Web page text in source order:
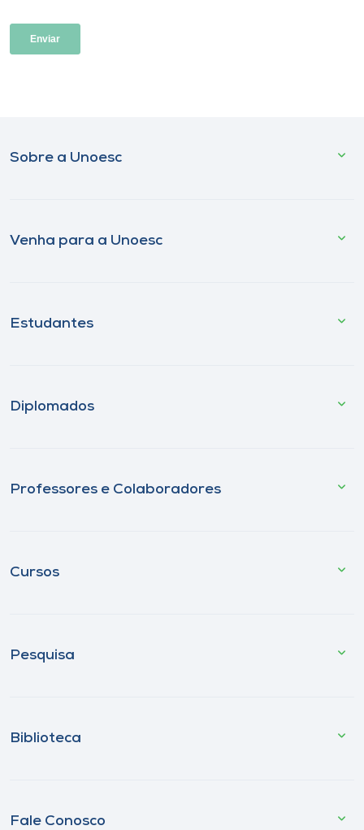
Sobre a Unoesc
Venha para a Unoesc
Estudantes
Diplomados
Professores e Colaboradores
Cursos
Pesquisa
Biblioteca
Fale Conosco